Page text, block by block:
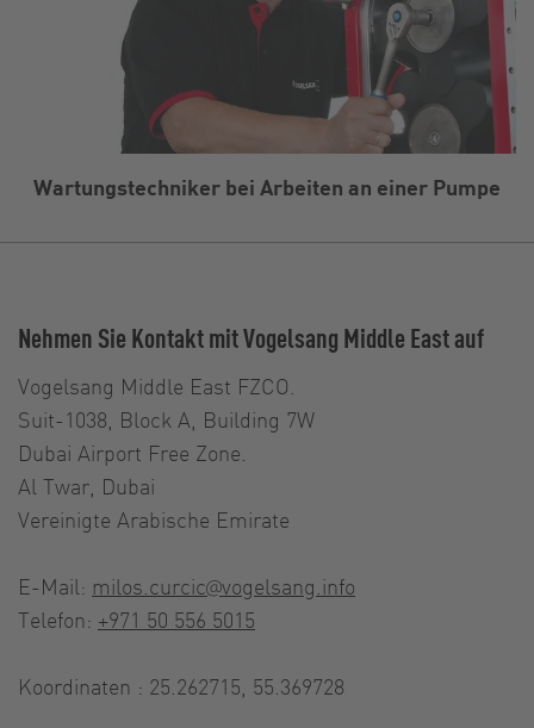
Wartungstechniker bei Arbeiten an einer Pumpe
Nehmen Sie Kontakt mit Vogelsang Middle East auf
Vogelsang Middle East FZCO.
Suit-1038, Block A, Building 7W
Dubai Airport Free Zone.
Al Twar, Dubai
Vereinigte Arabische Emirate
E-Mail: milos.curcic@vogelsang.info
Telefon: +971 50 556 5015
Koordinaten : 25.262715, 55.369728